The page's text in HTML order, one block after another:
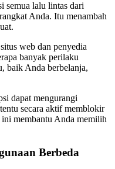
semua lalu lintas dari
Anda. Itu menambah
web dan penyedia
banyak perilaku
baik Anda berbelanja,
dapat mengurangi
secara aktif memblokir
membantu Anda memilih
Berbeda